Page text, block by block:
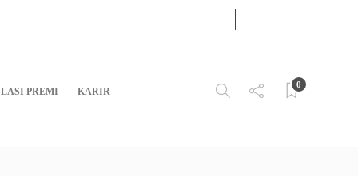
PREMI KARIR
0